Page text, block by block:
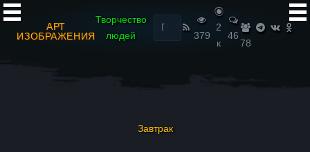
АРТ
ИЗОБРАЖЕНИЯ
Творчество
людей
Найти:
379
2
к
46
78
Завтрак